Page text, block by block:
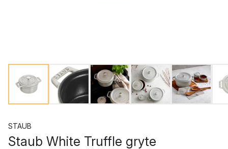
STAUB
Staub White Truffle gryte